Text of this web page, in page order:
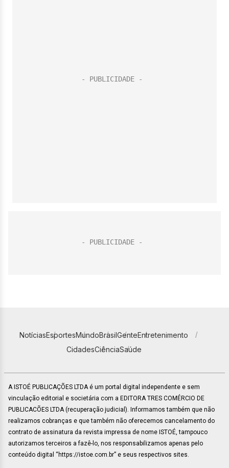
NotíciasEsportesMundoBrasilGenteEntretenimento
CidadesCiênciaSaúde
A ISTOÉ PUBLICAÇÕES LTDA é um portal digital independente e sem
vinculação editorial e societária com a EDITORA TRES COMÉRCIO DE
PUBLICACÕES LTDA (recuperação judicial). Informamos também que não
realizamos cobranças e que também não oferecemos cancelamento do
contrato de assinatura da revista impressa de nome ISTOÉ, tampouco
autorizamos terceiros a fazê-lo, nos responsabilizamos apenas pelo
conteúdo digital “https://istoe.com.br” e seus respectivos sites.